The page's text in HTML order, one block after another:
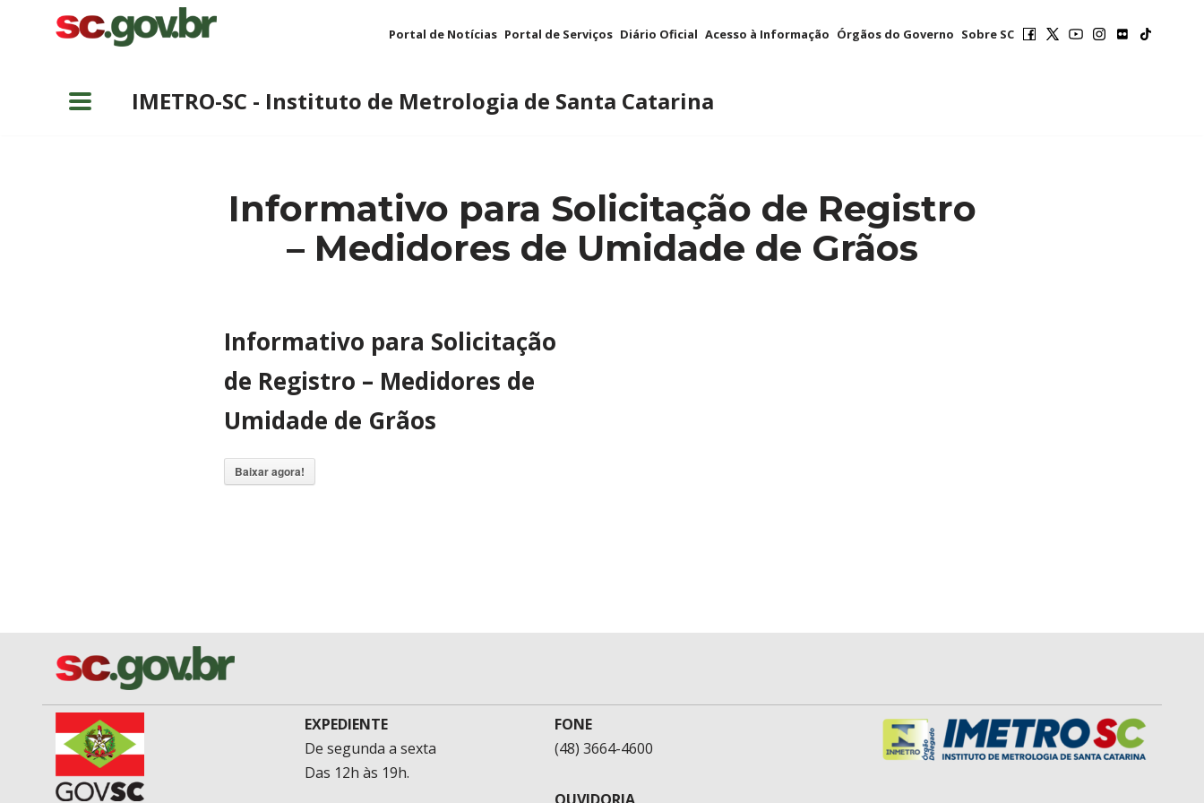
Portal de Notícias Portal de Serviços Diário Oficial Acesso à Informação Órgãos do Governo Sobre SC
IMETRO-SC - Instituto de Metrologia de Santa Catarina
Informativo para Solicitação de Registro
– Medidores de Umidade de Grãos
Informativo para Solicitação
de Registro – Medidores de
Umidade de Grãos
Baixar agora!
EXPEDIENTE
De segunda a sexta
Das 12h às 19h.
FONE
(48) 3664-4600